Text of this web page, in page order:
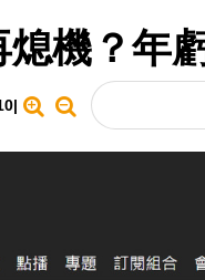
機？年
|